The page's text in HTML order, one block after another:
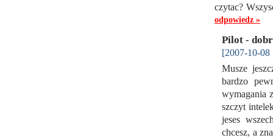
czytac?
odpowiedz »
Pilot -
[2007-10-
Musze
bardzo
wymagania
szczyt
jeses
chcesz, a